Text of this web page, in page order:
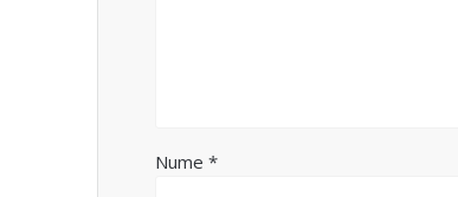
Nume*